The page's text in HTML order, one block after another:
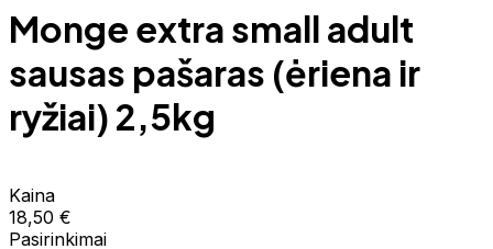
Monge extra small adult
sausas pašaras (ėriena ir
ryžiai) 2,5kg
Kaina
18,50 €
Pasirinkimai